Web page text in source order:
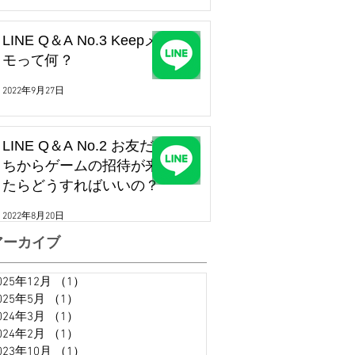
LINE Q＆A No.3 Keepメ
モって何？
2022年9月27日
LINE Q＆A No.2 お友だ
ちからゲームの招待が来
たらどうすればいいの？
2022年8月20日
ーカイブ
年12月 （1）
年5月
（1）
年3月
（1）
年2月
（1）
年10月
（1）